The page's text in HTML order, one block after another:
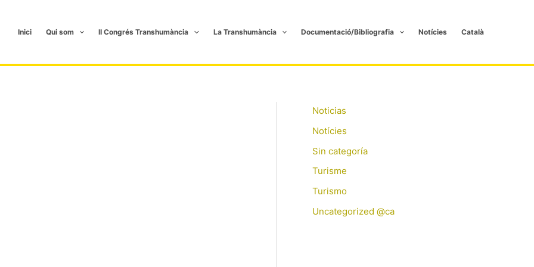
Inici Qui som II Congrés Transhumància La Transhumància Documentació/Bibliografia Notícies Català
Noticias
Notícies
Sin categoría
Turisme
Turismo
Uncategorized @ca